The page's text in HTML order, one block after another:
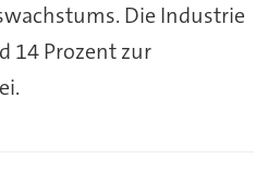
Die Industrie
14 Prozent zur